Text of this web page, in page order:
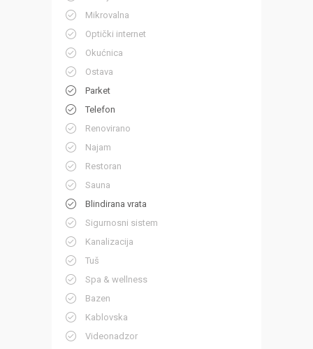
Mikrovalna
Optički internet
Okućnica
Ostava
Parket
Telefon
Renovirano
Najam
Restoran
Sauna
Blindirana vrata
Sigurnosni sistem
Kanalizacija
Tuš
Spa & wellness
Bazen
Kablovska
Videonadzor